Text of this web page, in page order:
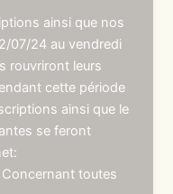
ainsi que nos
07/24 au vendredi
rouvriront leurs
cette période
ainsi que le
se feront
toutes